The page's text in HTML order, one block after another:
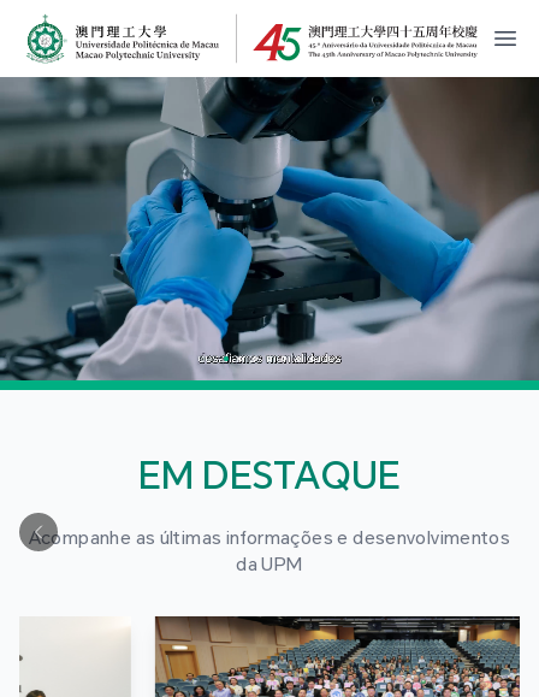
MPU Logo
開
EM DESTAQUE
Acompanhe as últimas informações e desenvolvimentos
da UPM